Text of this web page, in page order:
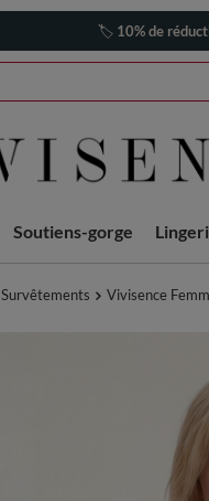
🏷️ 10% de
Soutiens-gorge
Survêtements Vivisence